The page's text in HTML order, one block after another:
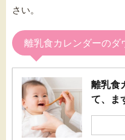
さい。
離乳食カレンダーの
離乳食
て、ま